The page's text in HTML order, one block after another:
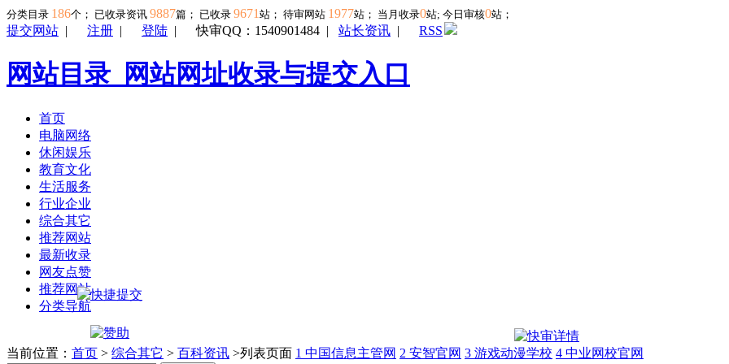
分类目录 186个； 已收录资讯 9887篇； 已收录 9671 站； 待审网站 1977站； 当月收录0站; 今日审核0站；
提交网站 | 注册 | 登陆 |快审QQ：1540901484 | 站长资讯 | RSS
网站目录_网站网址收录与提交入口
首页
电脑网络
休闲娱乐
教育文化
生活服务
行业企业
综合其它
推荐网站
最新收录
网友点赞
推荐网站
分类导航
当前位置： 首页 > 综合其它 > 百科资讯 >列表页面 1 中国信息主管网 2 安智官网 3 游戏动漫学校 4 中业网校官网